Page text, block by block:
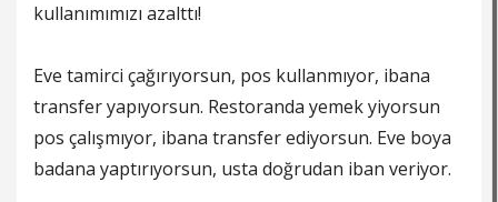
kullanımımızı azalttı!
Eve tamirci çağırıyorsun, pos kullanmıyor, ibana
transfer yapıyorsun. Restoranda yemek yiyorsun
pos çalışmıyor, ibana transfer ediyorsun. Eve boya
badana yaptırıyorsun, usta doğrudan iban veriyor.